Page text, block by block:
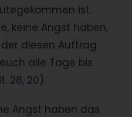
ist.
keine Angst haben,
diesen Auftrag
alle Tage bis
28, 20).
Angst haben das